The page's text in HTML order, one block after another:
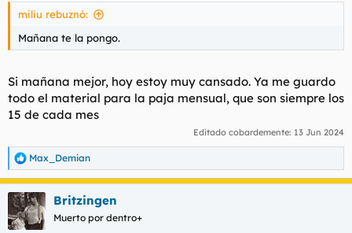
miliu rebuznó:
Mañana te la pongo.
Si mañana mejor, hoy estoy muy cansado. Ya me guardo
todo el material para la paja mensual, que son siempre los
15 de cada mes
Editado cobardemente: 13 Jun 2024
R
e
c
c
i
Max_Demian
Britzingen
Muerto por dentro+